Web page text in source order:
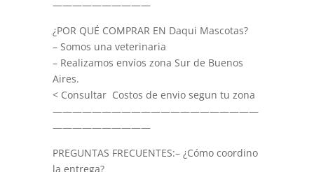
——————————
¿POR QUÉ COMPRAR EN Daqui Mascotas?
– Somos una veterinaria
– Realizamos envíos zona Sur de Buenos
Aires.
< Consultar Costos de envio segun tu zona
—————————————————————
——————————
PREGUNTAS FRECUENTES:– ¿Cómo coordino
la entrega?